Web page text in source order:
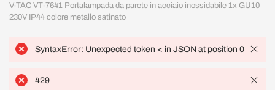
V-TAC VT-7641 Portalampada da parete in acciaio inossidabile 1x GU10
230V IP44 colore metallo satinato
SyntaxError: Unexpected token < in JSON at position 0
429